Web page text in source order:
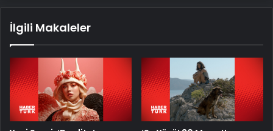
İlgili Makaleler